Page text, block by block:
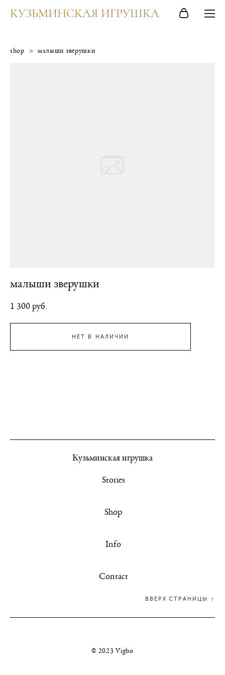
КУЗЬМИНСКАЯ ИГРУШКА
shop > малыши зверушки
малыши зверушки
1 300 pуб.
НЕТ В НАЛИЧИИ
Кузьминская игрушка
Stories
Shop
Info
Contact
ВВЕРХ СТРАНИЦЫ ↑
© 2023 Vigbo